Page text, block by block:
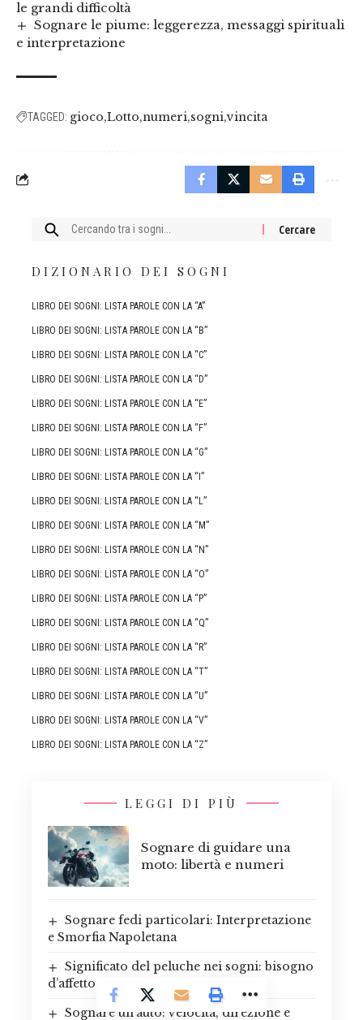
le grandi difficoltà
Sognare le piume: leggerezza, messaggi spirituali
e interpretazione
TAGGED: gioco Lotto numeri sogni vincita
Cercare:
DIZIONARIO DEI SOGNI
LIBRO DEI SOGNI: LISTA PAROLE CON LA “A”
LIBRO DEI SOGNI: LISTA PAROLE CON LA “B”
LIBRO DEI SOGNI: LISTA PAROLE CON LA “C”
LIBRO DEI SOGNI: LISTA PAROLE CON LA “D”
LIBRO DEI SOGNI: LISTA PAROLE CON LA “E”
LIBRO DEI SOGNI: LISTA PAROLE CON LA “F”
LIBRO DEI SOGNI: LISTA PAROLE CON LA “G”
LIBRO DEI SOGNI: LISTA PAROLE CON LA “I”
LIBRO DEI SOGNI: LISTA PAROLE CON LA “L”
LIBRO DEI SOGNI: LISTA PAROLE CON LA “M”
LIBRO DEI SOGNI: LISTA PAROLE CON LA “N”
LIBRO DEI SOGNI: LISTA PAROLE CON LA “O”
LIBRO DEI SOGNI: LISTA PAROLE CON LA “P”
LIBRO DEI SOGNI: LISTA PAROLE CON LA “Q”
LIBRO DEI SOGNI: LISTA PAROLE CON LA “R”
LIBRO DEI SOGNI: LISTA PAROLE CON LA “T”
LIBRO DEI SOGNI: LISTA PAROLE CON LA “U”
LIBRO DEI SOGNI: LISTA PAROLE CON LA “V”
LIBRO DEI SOGNI: LISTA PAROLE CON LA “Z”
LEGGI DI PIÙ
Sognare di guidare una
moto: libertà e numeri
Sognare fedi particolari: Interpretazione
e Smorfia Napoletana
Significato del peluche nei sogni: bisogno
d’affetto
Sognare un’auto: velocità, direzione e